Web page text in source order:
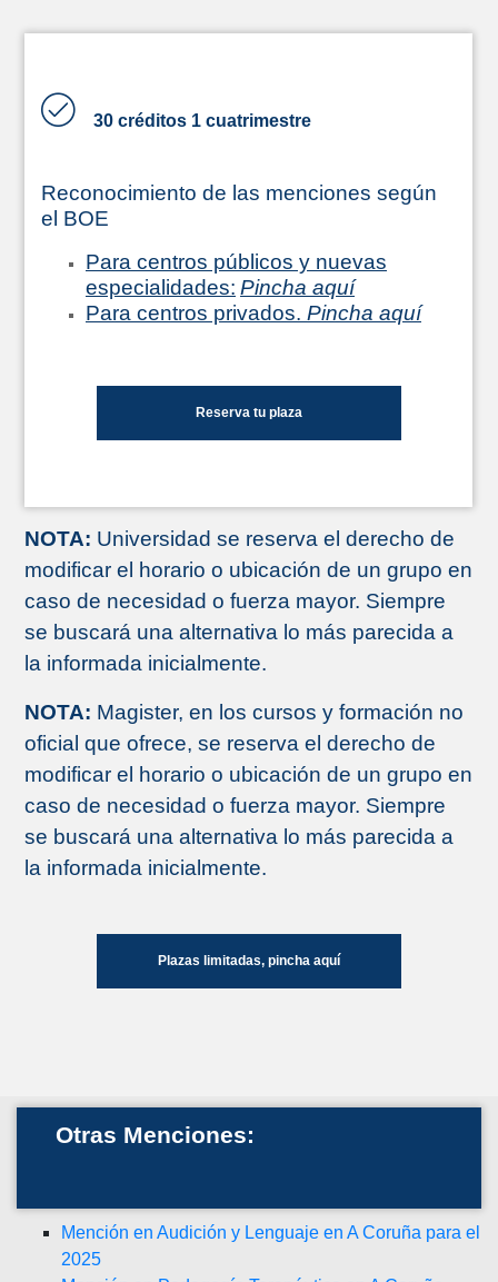
30 créditos 1 cuatrimestre
Reconocimiento de las menciones según
el BOE
Para centros públicos y nuevas
especialidades: Pincha aquí
Para centros privados. Pincha aquí
Reserva tu plaza
NOTA: Universidad se reserva el derecho de
modificar el horario o ubicación de un grupo en
caso de necesidad o fuerza mayor. Siempre
se buscará una alternativa lo más parecida a
la informada inicialmente.
NOTA: Magister, en los cursos y formación no
oficial que ofrece, se reserva el derecho de
modificar el horario o ubicación de un grupo en
caso de necesidad o fuerza mayor. Siempre
se buscará una alternativa lo más parecida a
la informada inicialmente.
Plazas limitadas, pincha aquí
Otras Menciones:
Mención en Audición y Lenguaje en A Coruña para el
2025